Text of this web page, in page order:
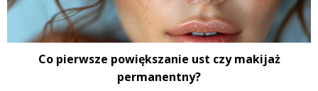
Co pierwsze powiększanie ust czy makijaż
permanentny?